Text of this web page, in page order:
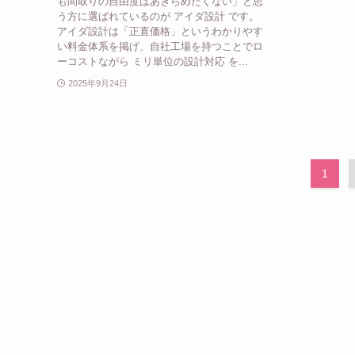
う方に選ばれているのが アイダ設計 です。
アイダ設計は「正直価格」というわかりやす
い料金体系を掲げ、自社工場を持つことでロ
ーコストながら ミリ単位の設計対応 を...
2025年9月24日
1